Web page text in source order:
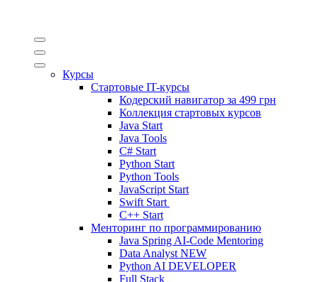
Курсы
Стартовые IT-курсы
Кодерский навигатор за 499 грн
Коллекция стартовых курсов
Java Start
Java Tools
C# Start
Python Start
Python Tools
JavaScript Start
Swift Start
C++ Start
Менторинг по программированию
Java Spring AI-Code Mentoring
Data Analyst NEW
Python AI DEVELOPER
Full Stack